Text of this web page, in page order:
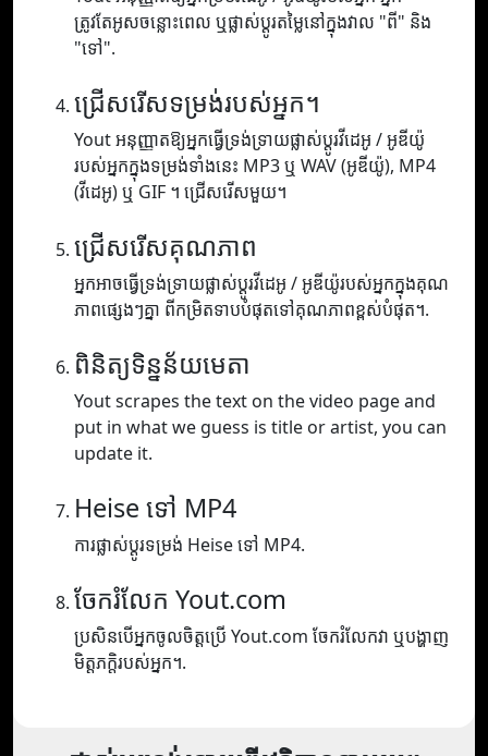
ត្រូវតែអូសចន្លោះពេល ឬផ្លាស់ប្តូរតម្លៃនៅក្នុងវាល "ពី" និង
"ទៅ".
ជ្រើសរើសទម្រង់របស់អ្នក។
Yout អនុញ្ញាតឱ្យអ្នកធ្វើទ្រង់ទ្រាយផ្លាស់ប្តូរវីដេអូ / អូឌីយ៉ូ
របស់អ្នកក្នុងទម្រង់ទាំងនេះ MP3 ឬ WAV (អូឌីយ៉ូ), MP4
(វីដេអូ) ឬ GIF ។ ជ្រើសរើសមួយ។
ជ្រើសរើសគុណភាព
អ្នកអាចធ្វើទ្រង់ទ្រាយផ្លាស់ប្តូរវីដេអូ / អូឌីយ៉ូរបស់អ្នកក្នុងគុណ
ភាពផ្សេងៗគ្នា ពីកម្រិតទាបបំផុតទៅគុណភាពខ្ពស់បំផុត។.
ពិនិត្យទិន្នន័យមេតា
Yout scrapes the text on the video page and
put in what we guess is title or artist, you can
update it.
Heise ទៅ MP4
ការផ្លាស់ប្តូរទម្រង់ Heise ទៅ MP4.
ចែករំលែក Yout.com
ប្រសិនបើអ្នកចូលចិត្តប្រើ Yout.com ចែករំលែកវា ឬបង្ហាញ
មិត្តភក្តិរបស់អ្នក។.